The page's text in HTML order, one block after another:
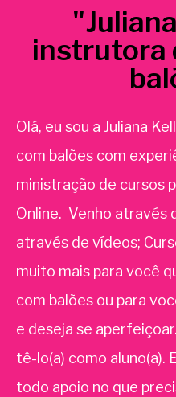
instrutora
Olá, eu sou a Juliana
com balões com
ministração de cursos
Online. Venho através
através de vídeos;
muito mais para você
com balões ou para
e deseja se
tê-lo(a) como aluno(a).
todo apoio no que